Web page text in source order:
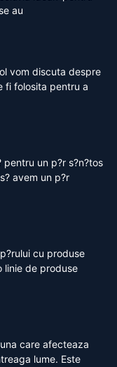
au
vom discuta despre
fi folosita pentru a
pentru un p?r s?n?tos
avem un p?r
cu produse
linie de produse
care afecteaza
lume. Este